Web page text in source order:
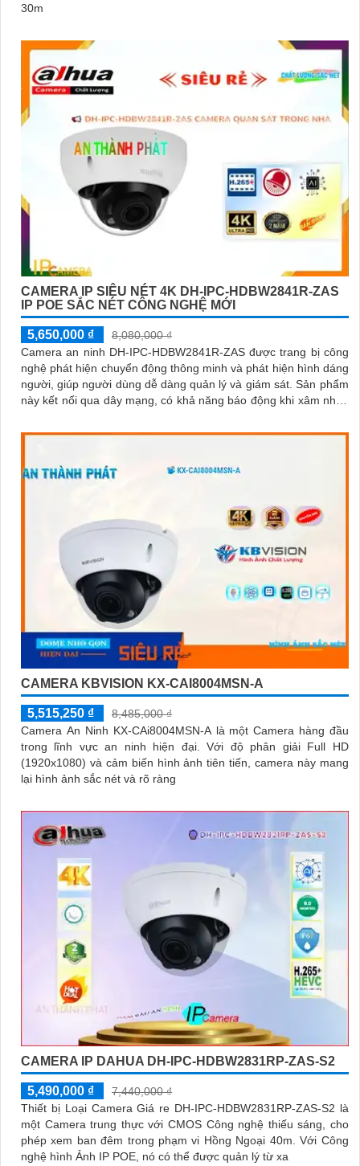
30m
CAMERA IP SIÊU NÉT 4K DH-IPC-HDBW2841R-ZAS
IP POE SẮC NÉT CÔNG NGHỆ MỚI
5,650,000 ₫
8,080,000 ₫
Camera an ninh DH-IPC-HDBW2841R-ZAS được trang bị công
nghệ phát hiện chuyển động thông minh và phát hiện hình dáng
người, giúp người dùng dễ dàng quản lý và giám sát. Sản phẩm
này kết nối qua dây mạng, có khả năng báo động khi xâm nhập
CAMERA KBVISION KX-CAI8004MSN-A
5,515,250 ₫
8,485,000 ₫
Camera An Ninh KX-CAi8004MSN-A là một Camera hàng đầu
trong lĩnh vực an ninh hiện đại. Với độ phân giải Full HD
(1920x1080) và cảm biến hình ảnh tiên tiến, camera này mang
lại hình ảnh sắc nét và rõ ràng
CAMERA IP DAHUA DH-IPC-HDBW2831RP-ZAS-S2
5,490,000 ₫
7,440,000 ₫
Thiết bị Loại Camera Giá re DH-IPC-HDBW2831RP-ZAS-S2 là
một Camera trung thực với CMOS Công nghệ thiếu sáng, cho
phép xem ban đêm trong phạm vi Hồng Ngoại 40m. Với Công
nghệ hình Ảnh IP POE, nó có thể được quản lý từ xa